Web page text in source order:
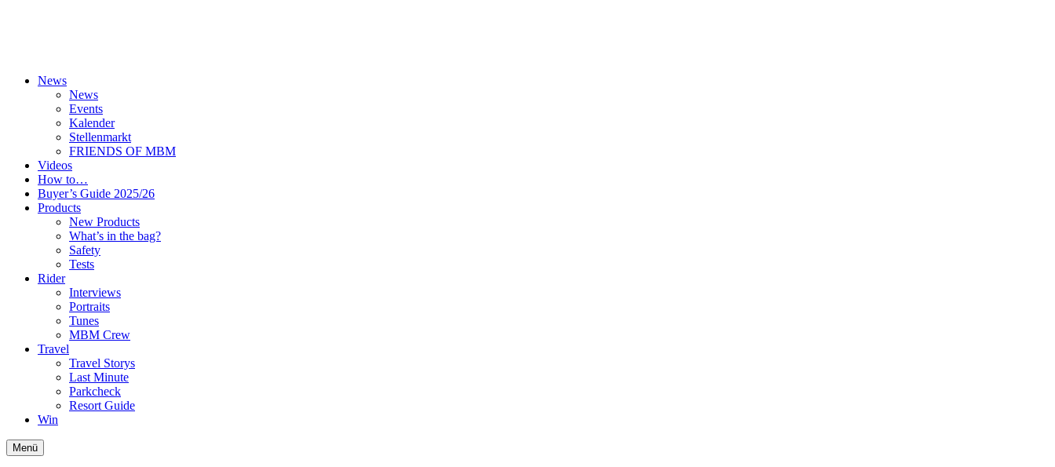
News
News
Events
Kalender
Stellenmarkt
FRIENDS OF MBM
Videos
How to…
Buyer’s Guide 2025/26
Products
New Products
What’s in the bag?
Safety
Tests
Rider
Interviews
Portraits
Tunes
MBM Crew
Travel
Travel Storys
Last Minute
Parkcheck
Resort Guide
Win
Menü